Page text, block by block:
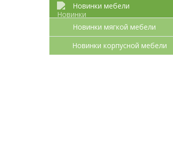
Новинки мебели
Новинки мягкой мебели
Новинки корпусной мебели